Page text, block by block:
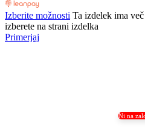
Izberite možnosti Ta izdelek ima
izberete na strani izdelka
Primerjaj
Ni na